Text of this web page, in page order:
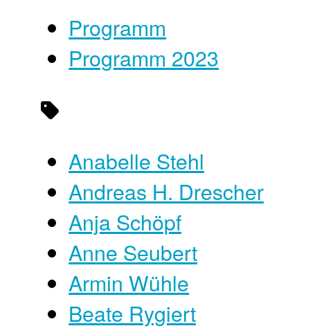
Programm
Programm 2023
Anabelle Stehl
Andreas H. Drescher
Anja Schöpf
Anne Seubert
Armin Wühle
Beate Rygiert